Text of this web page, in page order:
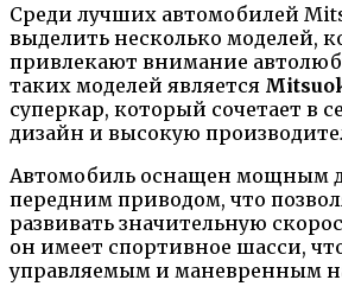
Среди лучших автомобилей
выделить несколько моделей,
привлекают внимание
таких моделей является
суперкар, который сочетает в
дизайн и высокую
Автомобиль оснащен мощным
передним приводом, что
развивать значительную
он имеет спортивное шасси,
управляемым и маневренным